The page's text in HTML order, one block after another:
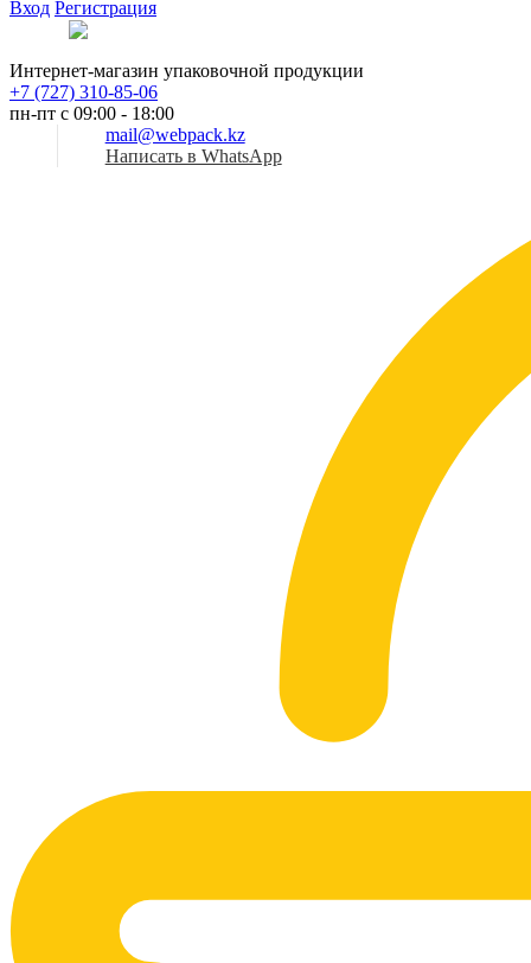
Вход Регистрация
Интернет-магазин упаковочной продукции
+7 (727) 310-85-06
пн-пт с 09:00 - 18:00
mail@webpack.kz
Написать в WhatsApp